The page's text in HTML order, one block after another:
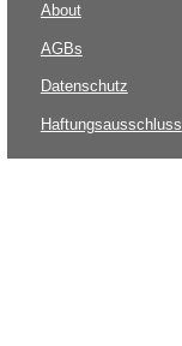
About
AGBs
Datenschutz
Haftungsausschluss